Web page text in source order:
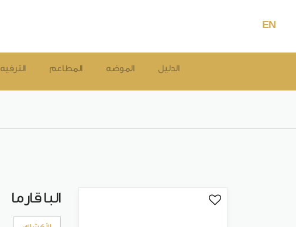
EN
الترفيه المطاعم الموضه الدليل
البا قارما